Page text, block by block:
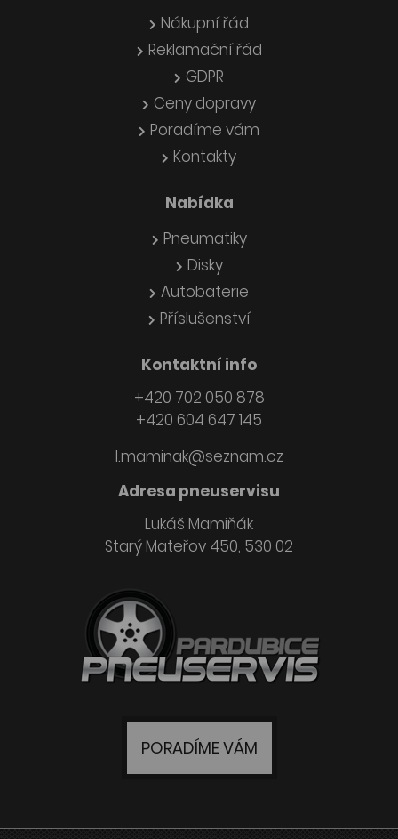
Nákupní řád
Reklamační řád
GDPR
Ceny dopravy
Poradíme vám
Kontakty
Nabídka
Pneumatiky
Disky
Autobaterie
Příslušenství
Kontaktní info
+420 702 050 878
+420 604 647 145
l.maminak@seznam.cz
Adresa pneuservisu
Lukáš Mamiňák
Starý Mateřov 450, 530 02
PORADÍME VÁM